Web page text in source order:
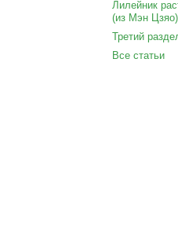
Лилейник
(из Мэн Цзяо)
Третий
Все статьи